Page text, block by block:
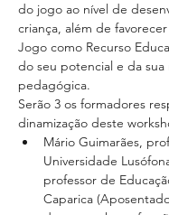
do jogo ao nível de
criança, além de
Jogo como Recurso
do seu potencial e da sua
pedagógica.
Serão 3 os formadores
dinamização deste
Mário Guimarães,
Universidade
professor de
Caparica